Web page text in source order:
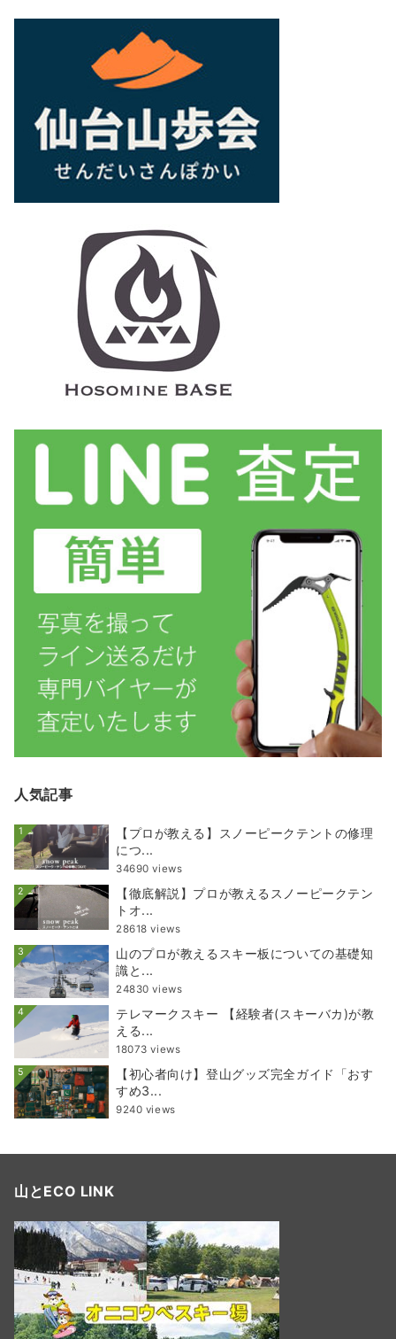
人気記事
1
【プロが教える】スノーピークテントの修理
につ...
34690 views
2
【徹底解説】プロが教えるスノーピークテン
トオ...
28618 views
3
山のプロが教えるスキー板についての基礎知
識と...
24830 views
4
テレマークスキー 【経験者(スキーバカ)が教
える...
18073 views
5
【初心者向け】登山グッズ完全ガイド「おす
すめ3...
9240 views
山とECO LINK